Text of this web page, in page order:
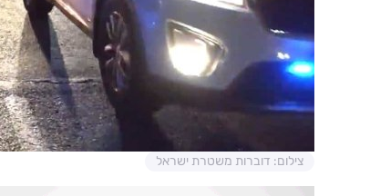
צילום: דוברות משטרת ישראל